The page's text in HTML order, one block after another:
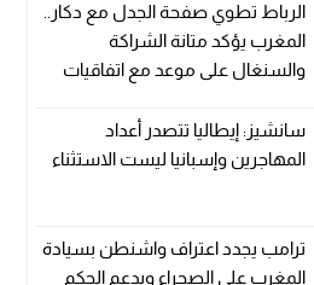
الرباط تطوي صفحة الجدل مع دكار..
المغرب يؤكد متانة الشراكة
والسنغال على موعد مع اتفاقيات
سانشيز: إيطاليا تتصدر أعداد
المهاجرين وإسبانيا ليست الاستثناء
ترامب يجدد اعتراف واشنطن بسيادة
المغرب على الصحراء ويدعم الحكم